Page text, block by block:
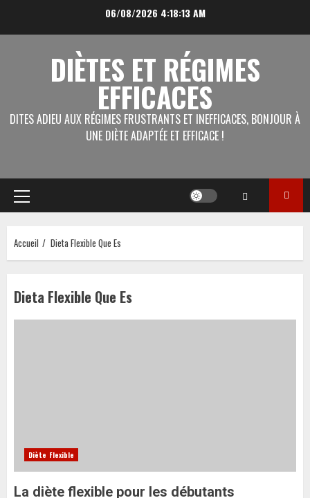
06/08/2026 4:18:13 AM
DIÈTES ET RÉGIMES
EFFICACES
DITES ADIEU AUX RÉGIMES FRUSTRANTS ET INEFFICACES, BONJOUR À
UNE DIÈTE ADAPTÉE ET EFFICACE !
Menu
principal
Accueil Dieta Flexible Que Es
Dieta Flexible Que Es
Diète Flexible
La diète flexible pour les débutants